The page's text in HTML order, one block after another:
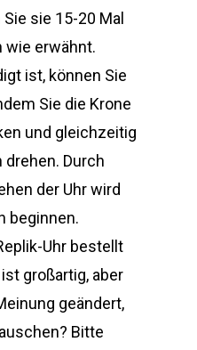
sie 15-20 Mal
wie erwähnt.
ist, können Sie
Sie die Krone
und gleichzeitig
Durch
der Uhr wird
beginnen.
Uhr bestellt
großartig, aber
geändert,
Bitte